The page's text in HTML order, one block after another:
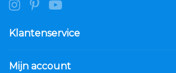
Klantenservice
Mijn account